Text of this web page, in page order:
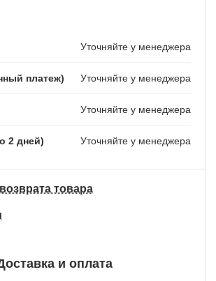
Уточняйте у менеджера
платеж) Уточняйте у менеджера
Уточняйте у менеджера
2 дней) Уточняйте у менеджера
товара
и оплата